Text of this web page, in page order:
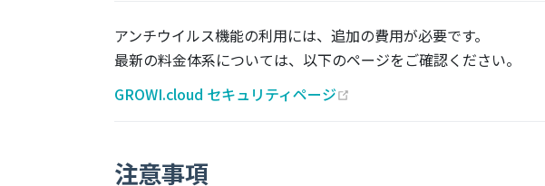
アンチウイルス機能の利用には、追加の費用が必要です。
最新の料金体系については、以下のページをご確認ください。
GROWI.cloud セキュリティページ
注意事項